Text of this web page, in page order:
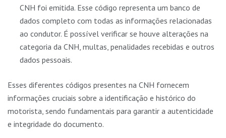
CNH foi emitida. Esse código representa um banco de
dados completo com todas as informações relacionadas
ao condutor. É possível verificar se houve alterações na
categoria da CNH, multas, penalidades recebidas e outros
dados pessoais.
Esses diferentes códigos presentes na CNH fornecem
informações cruciais sobre a identificação e histórico do
motorista, sendo fundamentais para garantir a autenticidade
e integridade do documento.